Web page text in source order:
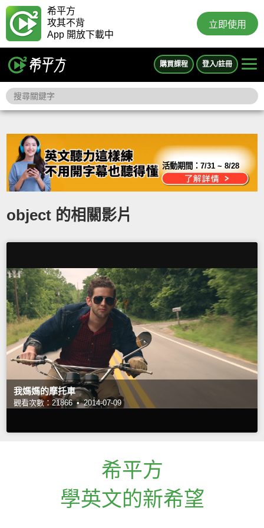
希平方
攻其不背
App 開放下載中
立即使用
購買課程 登入/註冊
活動期間：7/31 ~ 8/28
object 的相關影片
我媽媽的摩托車
觀看次數：21866 • 2014-07-09
希平方
學英文的新希望